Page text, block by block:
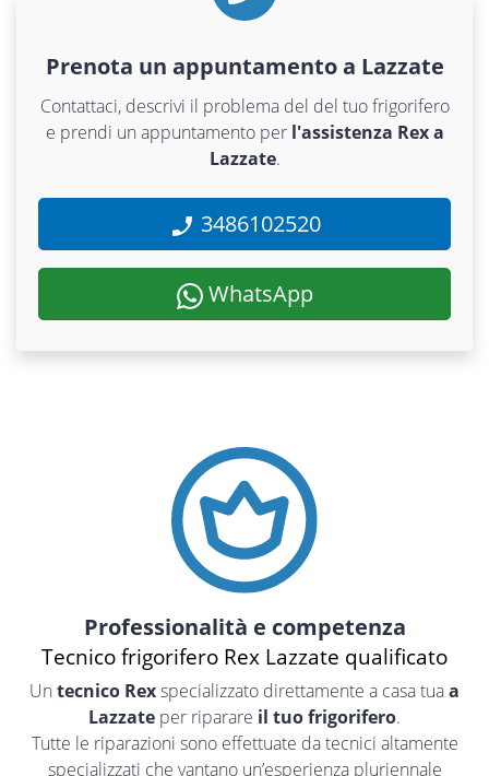
Prenota un appuntamento a Lazzate
Contattaci, descrivi il problema del del tuo frigorifero
e prendi un appuntamento per l'assistenza Rex a
Lazzate.
3486102520
WhatsApp
Professionalità e competenza
Tecnico frigorifero Rex Lazzate qualificato
Un tecnico Rexspecializzato direttamente a casa tuaa
Lazzate per riparare il tuo frigorifero.
Tutte le riparazioni sono effettuate da tecnici altamente
specializzati che vantano un’esperienza pluriennale